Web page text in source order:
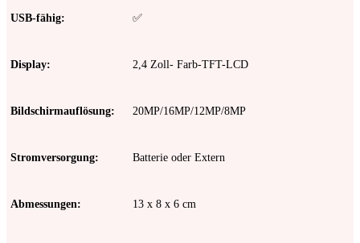
USB-fähig ✅
Display 2,4 Zoll- Farb-TFT-LCD
Bildschirmauflösung 20MP/16MP/12MP/8MP
Stromversorgung Batterie oder Extern
Abmessungen 13 x 8 x 6 cm